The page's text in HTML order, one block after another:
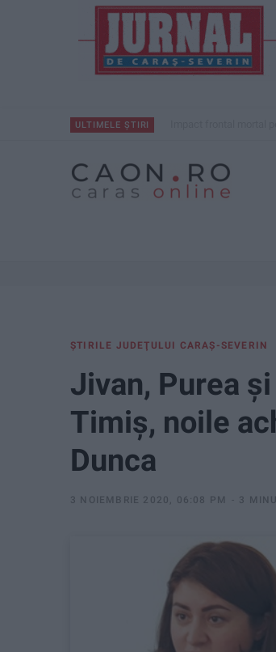
ULTIMELE ȘTIRI
ŞTIRILE JUDEŢULUI CARAŞ-SEVERIN
Jivan, Purea
Timiș, noile
Dunca
3 NOIEMBRIE 2020, 06:08 PM 3